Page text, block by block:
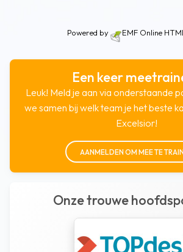
Powered by EMF Online
Een keer
Leuk! Meld je aan via onderstaande
we samen bij welk team je het beste
Excelsior!
AANMELDEN OM MEE TE
Onze trouwe